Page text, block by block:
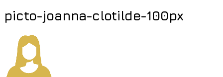
picto-joanna-clotilde-100px